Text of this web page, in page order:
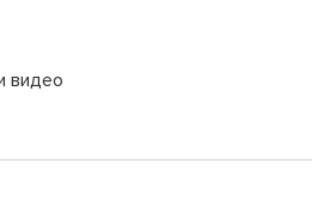
видео